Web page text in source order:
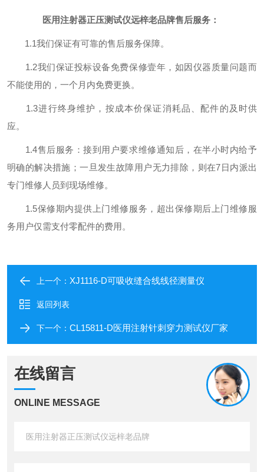
医用注射器正压测试仪远梓老品牌售后服务：
1.1我们保证有可靠的售后服务保障。
1.2我们保证投标设备免费保修壹年，如因仪器质量问题而
不能使用的，一个月内免费更换。
1.3进行终身维护，按成本价保证消耗品、配件的及时供
应。
1.4售后服务：接到用户要求维修通知后，在半小时内给予
明确的解决措施；一旦发生故障用户无力排除，则在7日内派出
专门维修人员到现场维修。
1.5保修期内提供上门维修服务，超出保修期后上门维修服
务用户仅需支付零配件的费用。
上一个： XJ1116-D可吸收缝合线线径测量仪
返回列表
下一个： CL15811-D医用注射针刺穿力测试仪厂家
在线留言
ONLINE MESSAGE